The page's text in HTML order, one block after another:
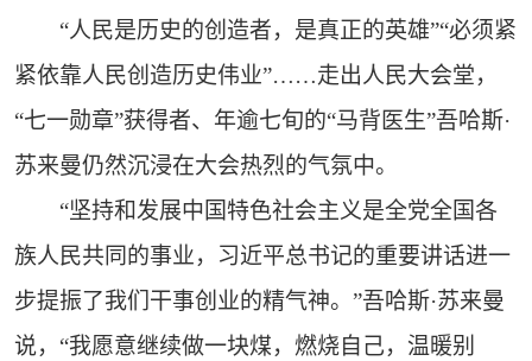
“人民是历史的创造者，是真正的英雄”“必须紧
紧依靠人民创造历史伟业”……走出人民大会堂，
“七一勋章”获得者、年逾七旬的“马背医生”吾哈斯·
苏来曼仍然沉浸在大会热烈的气氛中。
“坚持和发展中国特色社会主义是全党全国各
族人民共同的事业，习近平总书记的重要讲话进一
步提振了我们干事创业的精气神。”吾哈斯·苏来曼
说，“我愿意继续做一块煤，燃烧自己，温暖别